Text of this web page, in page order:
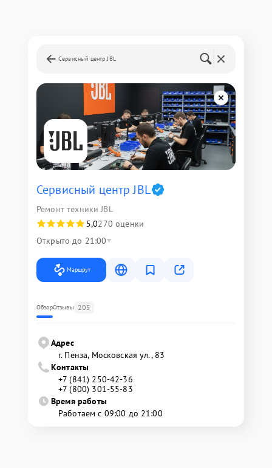
Сервисный центр JBL
Сервисный центр JBL
Ремонт техники JBL
5,0270 оценки
Открыто до 21:00
Маршрут
ОбзорОтзывы 205
Адрес
г. Пенза, Московская ул., 83
Контакты
+7 (841) 250-42-36
+7 (800) 301-55-83
Время работы
Работаем с 09:00 до 21:00